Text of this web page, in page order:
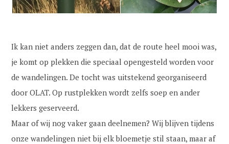
Ik kan niet anders zeggen dan, dat de route heel mooi was,
je komt op plekken die speciaal opengesteld worden voor
de wandelingen. De tocht was uitstekend georganiseerd
door OLAT. Op rustplekken wordt zelfs soep en ander
lekkers geserveerd.
Maar of wij nog vaker gaan deelnemen? Wij blijven tijdens
onze wandelingen niet bij elk bloemetje stil staan, maar af